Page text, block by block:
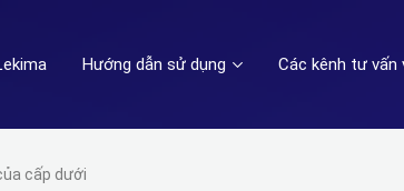
Hướng dẫn sử dụng Các kênh tư vấn
cấp dưới